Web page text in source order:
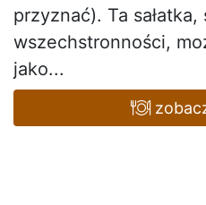
przyznać). Ta
wszechstronności,
jako...